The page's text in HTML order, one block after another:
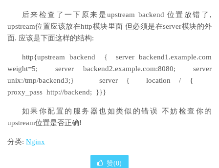
后来检查了一下原来是upstream backend 位置放错了,
upstream位置应该放在http模块里面 但必须是在server模块的外
面. 应该是下面这样的结构:
http{upstream backend { server backend1.example.com
weight=5; server backend2.example.com:8080; server
unix:/tmp/backend3;} server { location / {
proxy_pass http://backend; }}}
如果你配置的服务器也如类似的错误 不妨检查你的
upstream位置是否正确!
分类: Nginx
赞(0)